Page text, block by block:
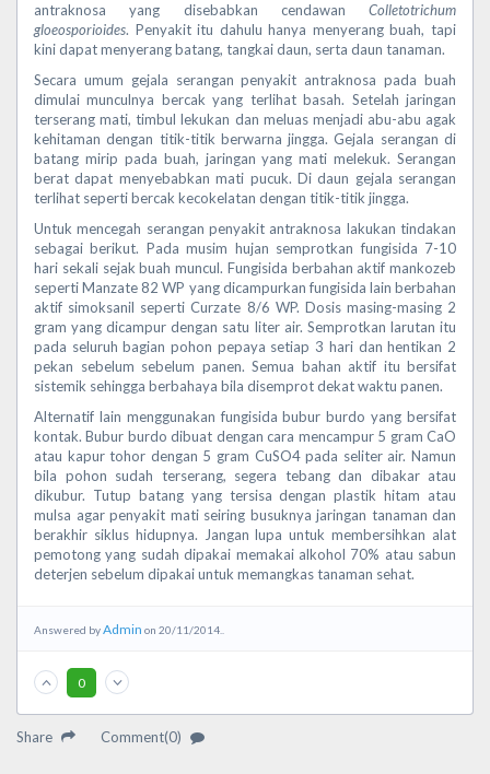
antraknosa yang disebabkan cendawan Colletotrichum
gloeosporioides. Penyakit itu dahulu hanya menyerang buah, tapi
kini dapat menyerang batang, tangkai daun, serta daun tanaman.
Secara umum gejala serangan penyakit antraknosa pada buah
dimulai munculnya bercak yang terlihat basah. Setelah jaringan
terserang mati, timbul lekukan dan meluas menjadi abu-abu agak
kehitaman dengan titik-titik berwarna jingga. Gejala serangan di
batang mirip pada buah, jaringan yang mati melekuk. Serangan
berat dapat menyebabkan mati pucuk. Di daun gejala serangan
terlihat seperti bercak kecokelatan dengan titik-titik jingga.
Untuk mencegah serangan penyakit antraknosa lakukan tindakan
sebagai berikut. Pada musim hujan semprotkan fungisida 7-10
hari sekali sejak buah muncul. Fungisida berbahan aktif mankozeb
seperti Manzate 82 WP yang dicampurkan fungisida lain berbahan
aktif simoksanil seperti Curzate 8/6 WP. Dosis masing-masing 2
gram yang dicampur dengan satu liter air. Semprotkan larutan itu
pada seluruh bagian pohon pepaya setiap 3 hari dan hentikan 2
pekan sebelum sebelum panen. Semua bahan aktif itu bersifat
sistemik sehingga berbahaya bila disemprot dekat waktu panen.
Alternatif lain menggunakan fungisida bubur burdo yang bersifat
kontak. Bubur burdo dibuat dengan cara mencampur 5 gram CaO
atau kapur tohor dengan 5 gram CuSO4 pada seliter air. Namun
bila pohon sudah terserang, segera tebang dan dibakar atau
dikubur. Tutup batang yang tersisa dengan plastik hitam atau
mulsa agar penyakit mati seiring busuknya jaringan tanaman dan
berakhir siklus hidupnya. Jangan lupa untuk membersihkan alat
pemotong yang sudah dipakai memakai alkohol 70% atau sabun
deterjen sebelum dipakai untuk memangkas tanaman sehat.
Answered byAdmin on 20/11/2014..
0
Share Comment(0)